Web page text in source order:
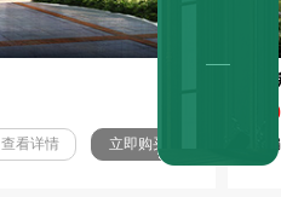
查看详情 立即购买
三
图纸编